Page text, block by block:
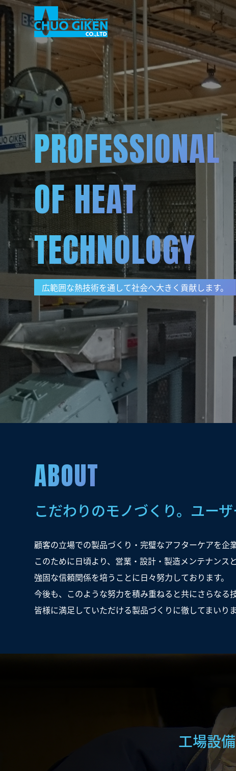
PROFESSIONAL
OF HEAT
TECHNOLOGY
広範囲な熱技術を通して社会へ大きく貢献します。
ABOUT
こだわりのモノづくり。 ユー
顧客の立場での製品づくり・完璧なアフターケアを企
このために日頃より、営業・設計・製造メンテナンス
強固な信頼関係を培うことに日々努力しております。
今後も、このような努力を積み重ねると共にさらなる
皆様に満足していただける製品づくりに徹してまいりま
工場設